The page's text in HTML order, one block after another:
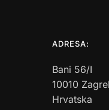
ADRESA:
Bani 56/I
10010
Hrvatska